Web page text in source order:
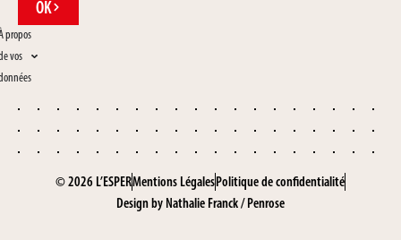
OK
propos
vos
© 2026 L’ESPERMentions LégalesPolitique de confidentialité
Design by Nathalie Franck/Penrose